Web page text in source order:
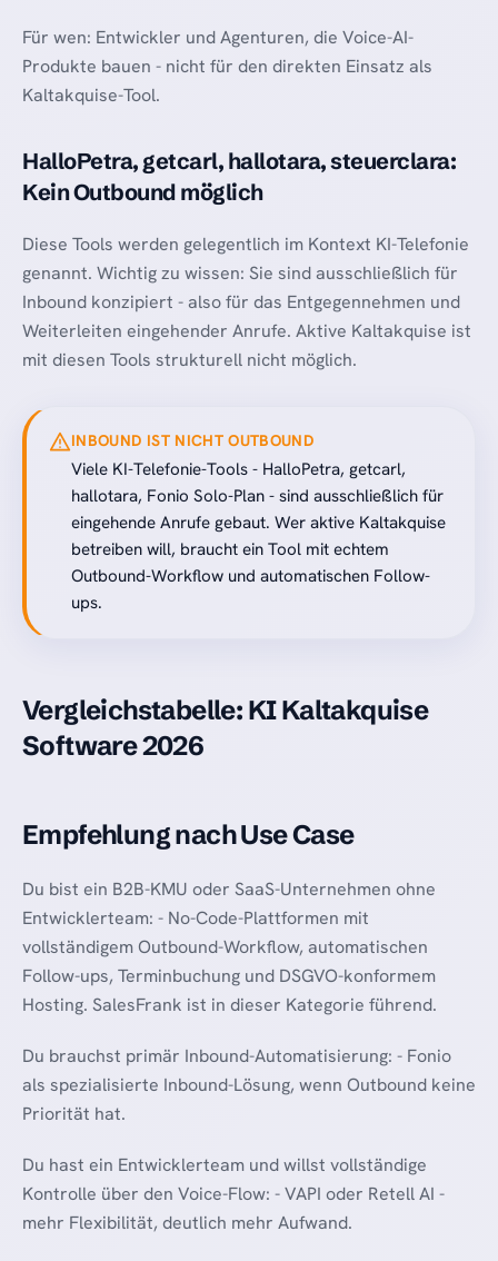
Für wen: Entwickler und Agenturen, die Voice-AI-
Produkte bauen - nicht für den direkten Einsatz als
Kaltakquise-Tool.
HalloPetra, getcarl, hallotara, steuerclara:
Kein Outbound möglich
Diese Tools werden gelegentlich im Kontext KI-Telefonie
genannt. Wichtig zu wissen: Sie sind ausschließlich für
Inbound konzipiert - also für das Entgegennehmen und
Weiterleiten eingehender Anrufe. Aktive Kaltakquise ist
mit diesen Tools strukturell nicht möglich.
INBOUND IST NICHT OUTBOUND
Viele KI-Telefonie-Tools - HalloPetra, getcarl,
hallotara, Fonio Solo-Plan - sind ausschließlich für
eingehende Anrufe gebaut. Wer aktive Kaltakquise
betreiben will, braucht ein Tool mit echtem
Outbound-Workflow und automatischen Follow-
ups.
Vergleichstabelle: KI Kaltakquise
Software 2026
Empfehlung nach Use Case
Du bist ein B2B-KMU oder SaaS-Unternehmen ohne
Entwicklerteam: - No-Code-Plattformen mit
vollständigem Outbound-Workflow, automatischen
Follow-ups, Terminbuchung und DSGVO-konformem
Hosting. SalesFrank ist in dieser Kategorie führend.
Du brauchst primär Inbound-Automatisierung: - Fonio
als spezialisierte Inbound-Lösung, wenn Outbound keine
Priorität hat.
Du hast ein Entwicklerteam und willst vollständige
Kontrolle über den Voice-Flow: - VAPI oder Retell AI -
mehr Flexibilität, deutlich mehr Aufwand.